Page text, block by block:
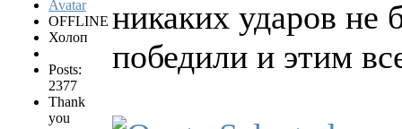
OFFLINE
Холоп
Posts:
2377
Thank
you
никаких ударов не
победили и этим